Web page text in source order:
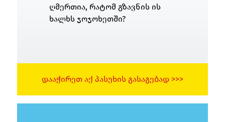
ღმერთია, რატომ გზავნის ის
ხალხს ჯოჯოხეთში?
ᲓᲐᲐᲭᲘᲠᲔᲗ ᲐᲥ ᲞᲐᲡᲣᲮᲘᲡ ᲒᲐᲡᲐᲒᲔᲑᲐᲓ >>>